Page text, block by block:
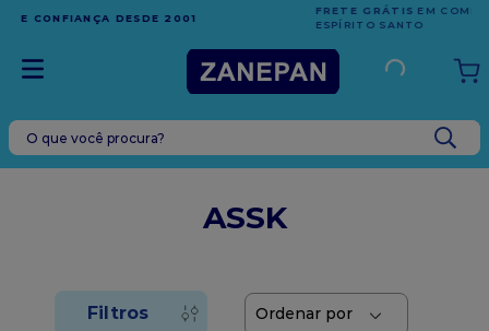
EM COMPRAS ACIMA DE R$1.000,00 PARA O
ESPÍRITO SANTO
O que você procura?
ASSK
TERMOS MAIS BUSCADOS
vela